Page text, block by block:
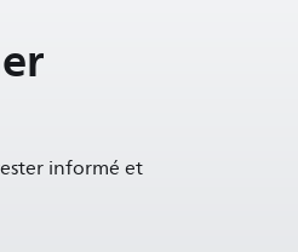
informé et